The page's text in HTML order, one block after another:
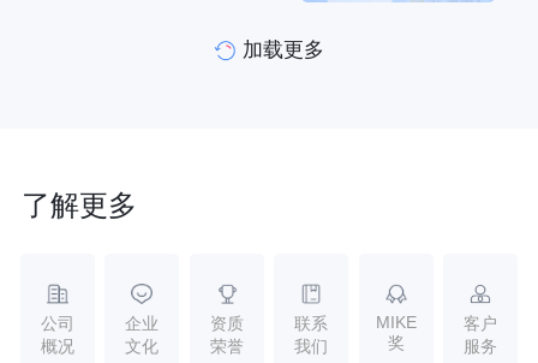
加载更多
了解更多
公司
概况
企业
文化
资质
荣誉
联系
我们
MIKE
奖
客户
服务